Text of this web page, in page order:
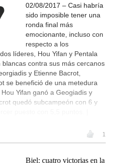
02/08/2017 – Casi habría
sido imposible tener una
ronda final más
emocionante, incluso con
respecto a los
líderes, Hou Yifan y Pentala
contra sus más cercanos
y Etienne Bacrot,
se benefició de una metedura
Yifan ganó a Geogiadis y
quedó subcampeón con 6 y
1
Biel: cuatro victorias en la